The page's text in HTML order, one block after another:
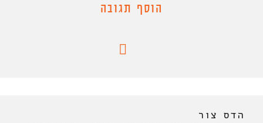
הוסף תגובה
הדס צור